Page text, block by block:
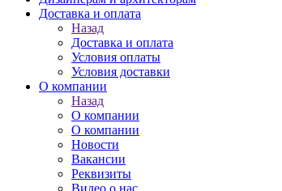
Доставка и оплата
Назад
Доставка и оплата
Условия оплаты
Условия доставки
О компании
Назад
О компании
О компании
Новости
Вакансии
Реквизиты
Видео о нас